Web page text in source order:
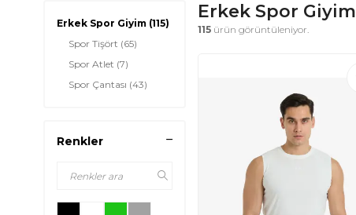
Erkek Spor Giyim (115)
Spor Tişört (65)
Spor Atlet (7)
Spor Çantası (43)
Renkler
Erkek Spor Giyim
115ürün görüntüleniyor.